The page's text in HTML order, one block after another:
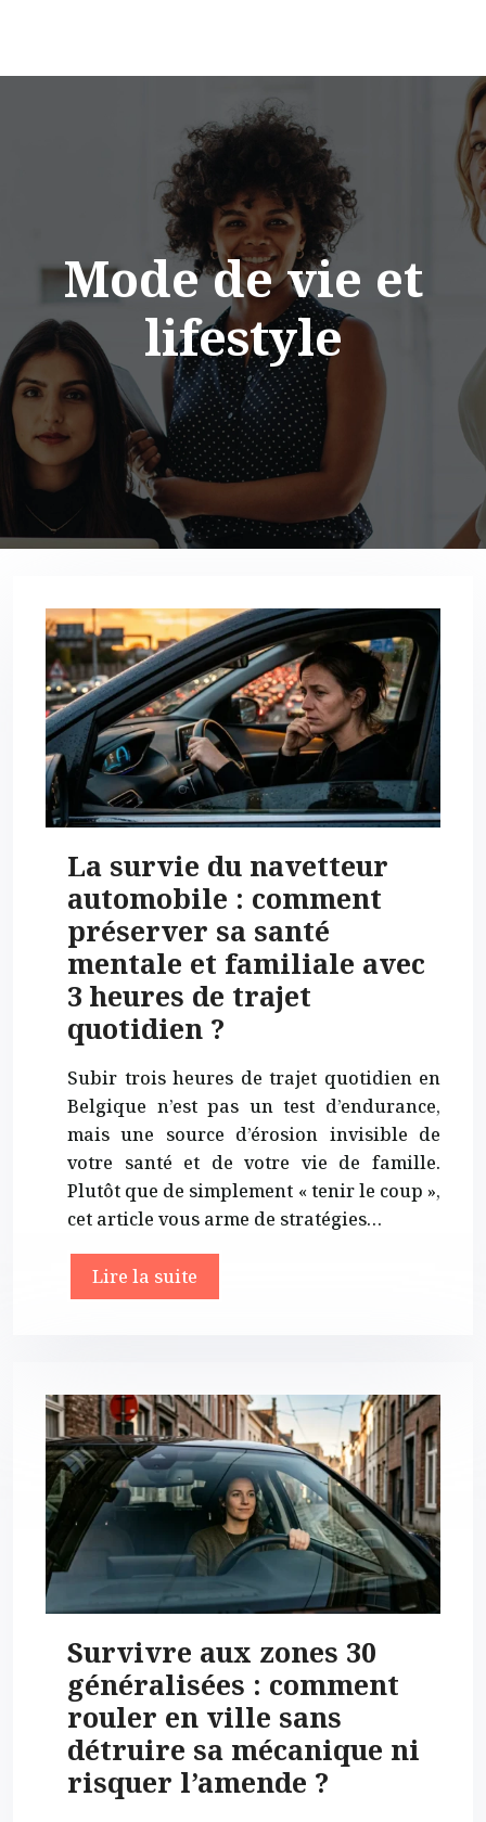
Mode de vie et
lifestyle
La survie du navetteur
automobile : comment
préserver sa santé
mentale et familiale avec
3 heures de trajet
quotidien ?
Subir trois heures de trajet quotidien en
Belgique n’est pas un test d’endurance,
mais une source d’érosion invisible de
votre santé et de votre vie de famille.
Plutôt que de simplement « tenir le coup »,
cet article vous arme de stratégies…
Lire la suite
Survivre aux zones 30
généralisées : comment
rouler en ville sans
détruire sa mécanique ni
risquer l’amende ?